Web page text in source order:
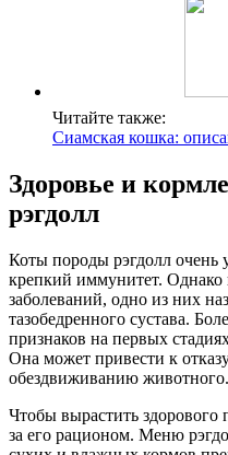
Читайте также:
Сиамская кошка:
Здоровье и
рэгдолл
Коты породы рэгдолл очень
крепкий иммунитет. Однако
заболеваний, одно из них
тазобедренного сустава.
признаков на первых
Она может привести к
обездвиживанию животного.
Чтобы вырастить здорового
за его рационом. Меню